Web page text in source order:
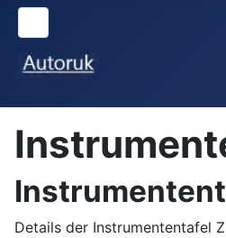
Details der Instrumententafel